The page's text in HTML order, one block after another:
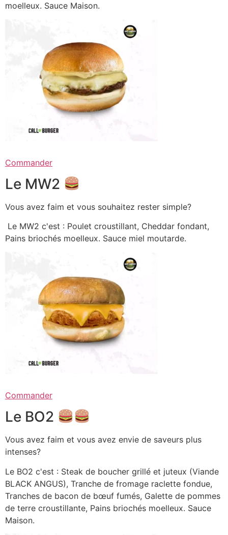
moelleux. Sauce Maison.
Commander
Le MW2
Vous avez faim et vous souhaitez rester simple?
Le MW2 c'est : Poulet croustillant, Cheddar fondant,
Pains briochés moelleux. Sauce miel moutarde.
Commander
Le BO2
Vous avez faim et vous avez envie de saveurs plus
intenses?
Le BO2 c'est : Steak de boucher grillé et juteux (Viande
BLACK ANGUS), Tranche de fromage raclette fondue,
Tranches de bacon de bœuf fumés, Galette de pommes
de terre croustillante, Pains briochés moelleux. Sauce
Maison.